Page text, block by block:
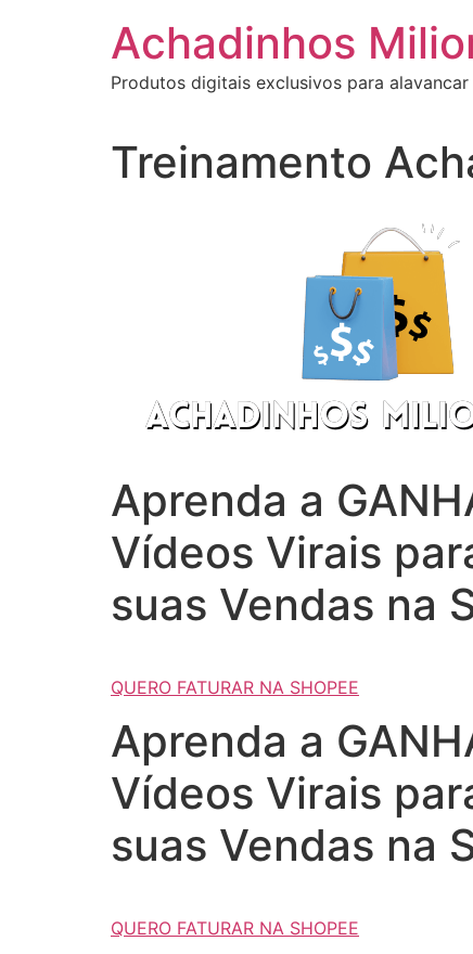
Achadinhos
Produtos digitais exclusivos para
Treinamento
Aprenda a
Vídeos Virais
suas Vendas na
QUERO FATURAR NA SHOPEE
Aprenda a
Vídeos Virais
suas Vendas na
QUERO FATURAR NA SHOPEE